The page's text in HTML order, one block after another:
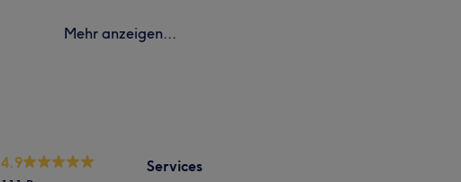
Mehr anzeigen...
4.9 Services